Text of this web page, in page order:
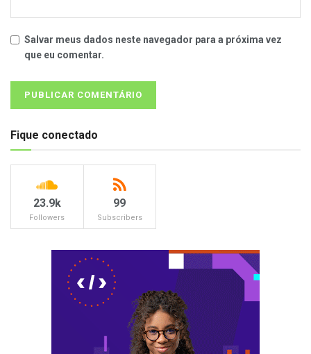
Salvar meus dados neste navegador para a próxima vez
que eu comentar.
Fique conectado
23.9k
Followers
99
Subscribers